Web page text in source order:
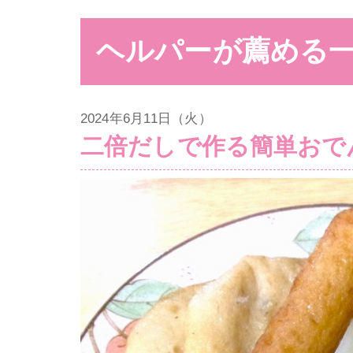
ヘルパーが薦める
2024年6月11日（火）
二倍だしで作る簡単おで